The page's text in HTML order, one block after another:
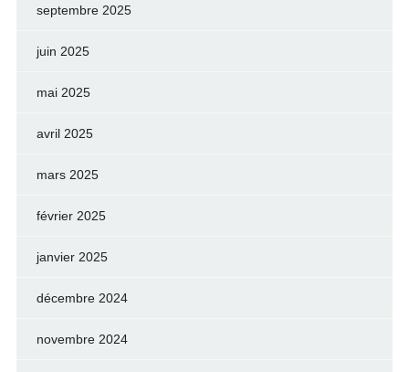
septembre 2025
juin 2025
mai 2025
avril 2025
mars 2025
février 2025
janvier 2025
décembre 2024
novembre 2024